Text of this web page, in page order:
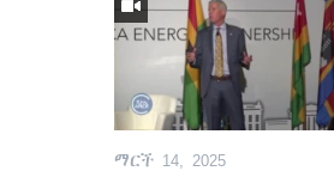
ማርች 14, 2025